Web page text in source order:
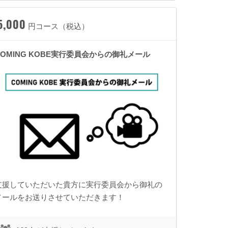
円コース（税込）
KOBE実行委員会からの御礼メール
援していただいた貴方に実行委員会から御礼の
ールをお送りさせていただきます！